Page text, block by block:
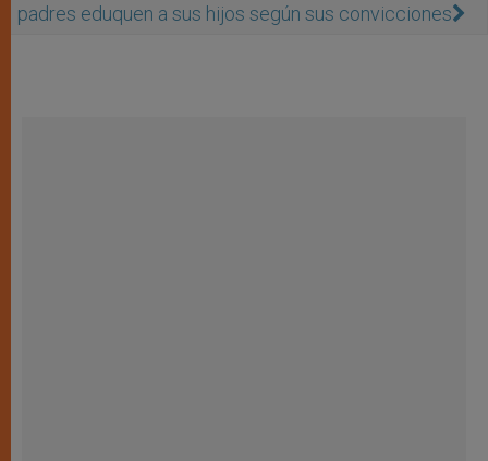
padres eduquen a sus hijos según sus convicciones